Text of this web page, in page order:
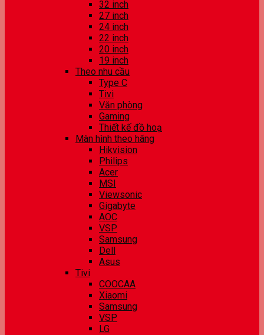
32 inch
27 inch
24 inch
22 inch
20 inch
19 inch
Theo nhu cầu
Type C
Tivi
Văn phòng
Gaming
Thiết kế đồ hoạ
Màn hình theo hãng
Hikvision
Philips
Acer
MSI
Viewsonic
Gigabyte
AOC
VSP
Samsung
Dell
Asus
Tivi
COOCAA
Xiaomi
Samsung
VSP
LG